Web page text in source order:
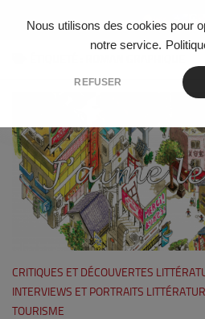
Nous utilisons des cookies pour
notre service.
REFUSER
Skip to content
CRITIQUES ET DÉCOUVERTES
INTERVIEWS ET PORTRAITS
TOURISME